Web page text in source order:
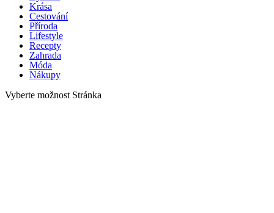
Krása
Cestování
Příroda
Lifestyle
Recepty
Zahrada
Móda
Nákupy
Vyberte možnost Stránka